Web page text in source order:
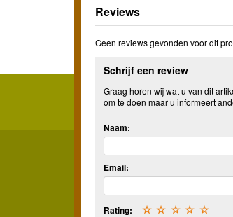
Reviews
Geen reviews gevonden voor dit
Schrijf een review
Graag horen wij wat u van dit
om te doen maar u informeert
Naam:
Email:
Rating: ☆
☆
☆
☆
☆